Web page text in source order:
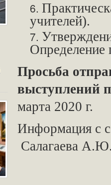
учителей).
Определение
Просьба
выступлений
марта 2020 г.
Салагаева